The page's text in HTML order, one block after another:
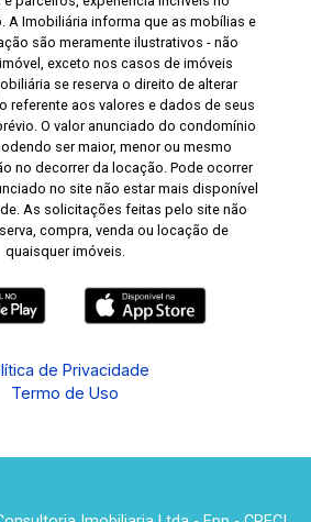
A Imobiliária informa que as mobílias e
são meramente ilustrativos - não
exceto nos casos de imóveis
se reserva o direito de alterar
referente aos valores e dados de seus
O valor anunciado do condomínio
ser maior, menor ou mesmo
no decorrer da locação. Pode ocorrer
no site não estar mais disponível
As solicitações feitas pelo site não
compra, venda ou locação de
quaisquer imóveis.
de Privacidade
Termo de Uso